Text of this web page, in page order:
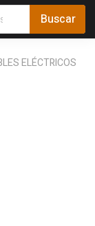
ELÉCTRICOS